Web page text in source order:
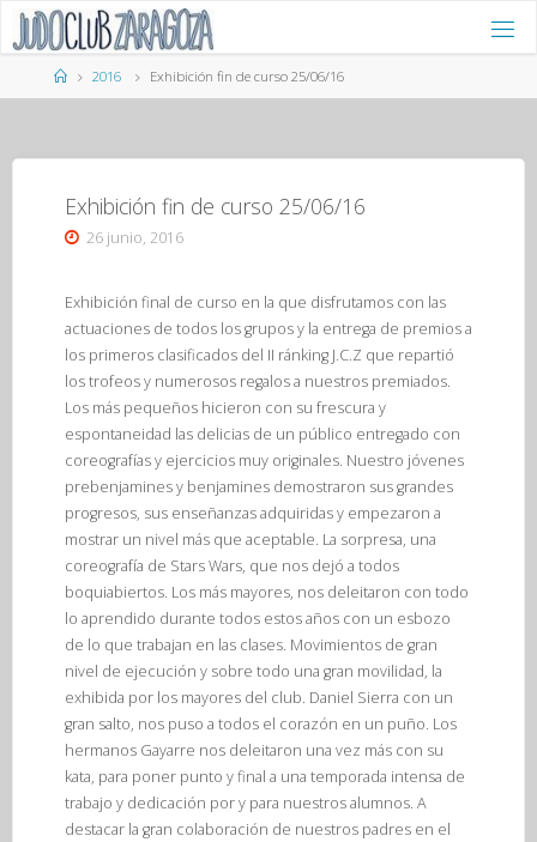
Saltar
contenidoPágina
de
2016 Exhibición fin de curso 25/06/16
Exhibición fin de curso 25/06/16
26 junio, 2016
Exhibición final de curso en la que disfrutamos con las
actuaciones de todos los grupos y la entrega de premios a
los primeros clasificados del II ránking J.C.Z que repartió
los trofeos y numerosos regalos a nuestros premiados.
Los más pequeños hicieron con su frescura y
espontaneidad las delicias de un público entregado con
coreografías y ejercicios muy originales. Nuestro jóvenes
prebenjamines y benjamines demostraron sus grandes
progresos, sus enseñanzas adquiridas y empezaron a
mostrar un nivel más que aceptable. La sorpresa, una
coreografía de Stars Wars, que nos dejó a todos
boquiabiertos. Los más mayores, nos deleitaron con todo
lo aprendido durante todos estos años con un esbozo
de lo que trabajan en las clases. Movimientos de gran
nivel de ejecución y sobre todo una gran movilidad, la
exhibida por los mayores del club. Daniel Sierra con un
gran salto, nos puso a todos el corazón en un puño. Los
hermanos Gayarre nos deleitaron una vez más con su
kata, para poner punto y final a una temporada intensa de
trabajo y dedicación por y para nuestros alumnos. A
destacar la gran colaboración de nuestros padres en el